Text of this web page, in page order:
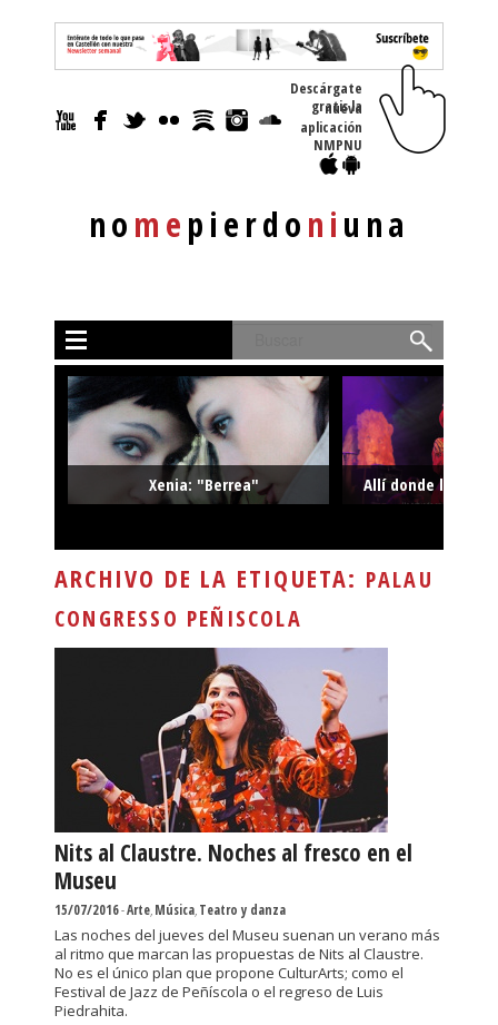
nomepierdoniuna
Descárgate
gratis la nueva
aplicación
NMPNU
Xenia: "Berrea" Allí donde la
ARCHIVO DE LA ETIQUETA: PALAU
CONGRESSO PEÑISCOLA
Nits al Claustre. Noches al fresco en el
Museu
15/07/2016-Arte,Música,Teatro y danza
Las noches del jueves del Museu suenan un verano más
al ritmo que marcan las propuestas de Nits al Claustre.
No es el único plan que propone CulturArts; como el
Festival de Jazz de Peñíscola o el regreso de Luis
Piedrahita.